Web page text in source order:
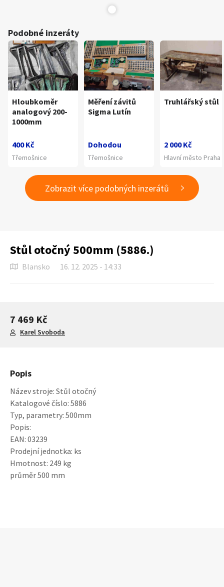
Podobné inzeráty
Hloubkoměr
analogový 200-
1000mm
400 Kč
Třemošnice
Měření závitů
Sigma Lutín
Dohodou
Třemošnice
Truhlářský stůl
2 000 Kč
Hlavní město Praha
Zobrazit více podobných inzerátů
Stůl otočný 500mm (5886.)
Blansko 16. 12. 2025 - 14:33
7 469 Kč
Karel Svoboda
Popis
Název stroje: Stůl otočný
Katalogové číslo: 5886
Typ, parametry: 500mm
Popis:
EAN: 03239
Prodejní jednotka: ks
Hmotnost: 249 kg
průměr 500 mm